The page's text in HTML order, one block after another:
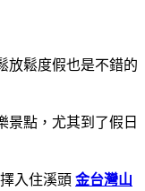
放鬆度假也是不錯的
景點，尤其到了假日
入住溪頭 金台灣山